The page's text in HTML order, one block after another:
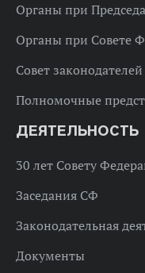
Органы при
Органы при Совете
Совет
Полномочные
ДЕЯТЕЛЬНОСТЬ
30 лет Совету
Заседания СФ
Законодательная
Документы